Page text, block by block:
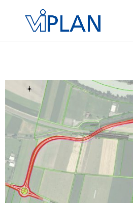
#004899 !important; -webkit-
transition: all 400ms linear 0s;